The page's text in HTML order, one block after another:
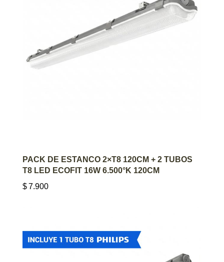
AGREGAR AL CARRITO
PACK DE ESTANCO 2×T8 120CM + 2 TUBOS
T8 LED ECOFIT 16W 6.500°K 120CM
$7.900